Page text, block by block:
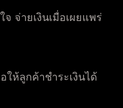
จ่ายเงินเมื่อเผยแพร่
ให้ลูกค้าชำระเงินได้